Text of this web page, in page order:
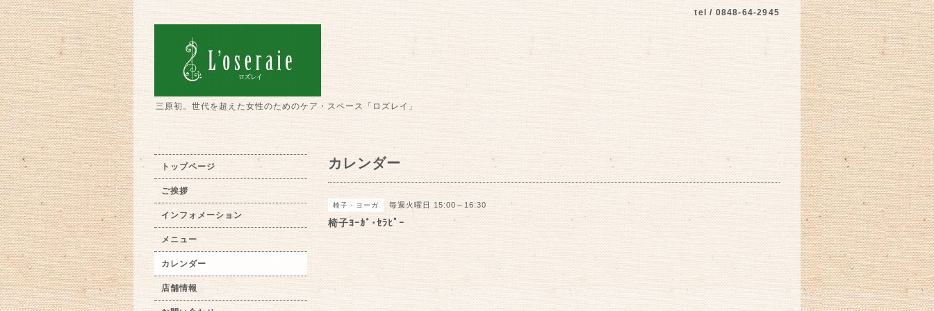
tel / 0848-64-2945
三原初。世代を超えた女性のためのケア・スペース「ロズレイ」
カレンダー
椅子・ヨーガ 毎週火曜日 15:00～16:30
椅子ﾖｰｶﾞ･ｾﾗﾋﾟｰ
トップページ
ご挨拶
インフォメーション
メニュー
カレンダー
店舗情報